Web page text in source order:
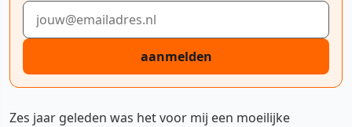
E-mailadres
aanmelden
Zes jaar geleden was het voor mij een moeilijke